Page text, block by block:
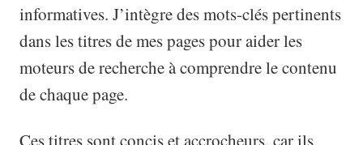
informatives. J’intègre des mots-clés pertinents
dans les titres de mes pages pour aider les
moteurs de recherche à comprendre le contenu
de chaque page.
Ces titres sont concis et accrocheurs, car ils